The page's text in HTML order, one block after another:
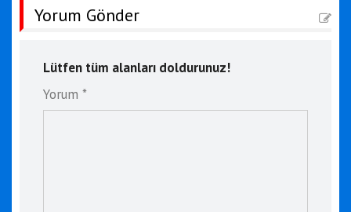
Yorum Gönder
Lütfen tüm alanları doldurunuz!
Yorum *